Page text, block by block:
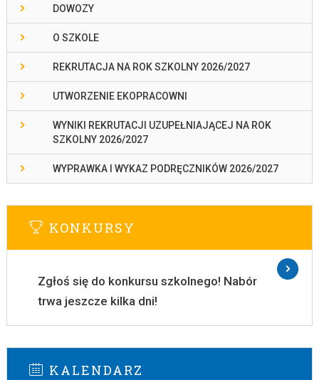
DOWOZY
O SZKOLE
REKRUTACJA NA ROK SZKOLNY 2026/2027
UTWORZENIE EKOPRACOWNI
WYNIKI REKRUTACJI UZUPEŁNIAJĄCEJ NA ROK
SZKOLNY 2026/2027
WYPRAWKA I WYKAZ PODRĘCZNIKÓW 2026/2027
KONKURSY
Zgłoś się do konkursu szkolnego! Nabór
trwa jeszcze kilka dni!
KALENDARZ